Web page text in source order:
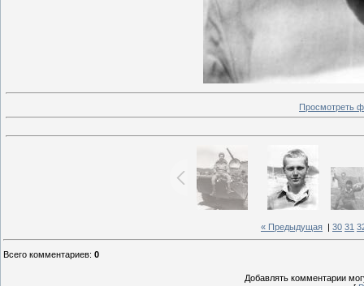
Просмотреть
« Предыдущая 30 31
Всего комментариев: 0
Добавлять комментарии